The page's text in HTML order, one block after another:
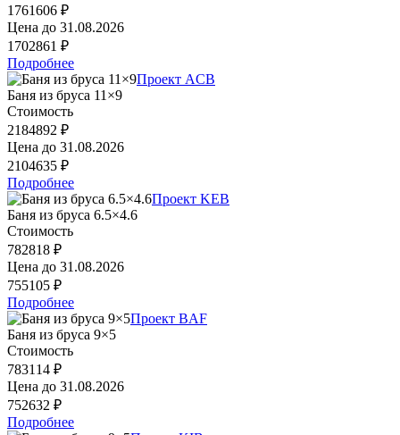
1761606 ₽
Цена до 31.08.2026
1702861 ₽
Подробнее
Проект ACB
Баня из бруса 11×9
Стоимость
2184892 ₽
Цена до 31.08.2026
2104635 ₽
Подробнее
Проект KEB
Баня из бруса 6.5×4.6
Стоимость
782818 ₽
Цена до 31.08.2026
755105 ₽
Подробнее
Проект BAF
Баня из бруса 9×5
Стоимость
783114 ₽
Цена до 31.08.2026
752632 ₽
Подробнее